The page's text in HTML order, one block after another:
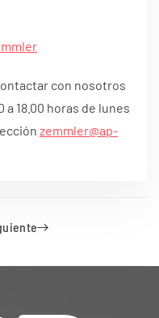
con nosotros
a 18.00 horas de lunes
zemmler@ap-